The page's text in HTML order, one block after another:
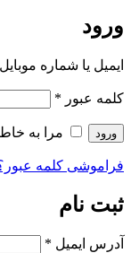
ورود
ایمیل یا شماره موبایل
کلمه عبور *
ورود مرا به
فراموشی کلمه عبور؟
ثبت نام
آدرس ایمیل *